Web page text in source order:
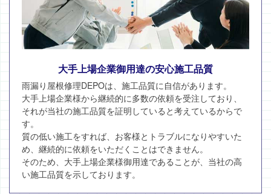
大手上場企業御用達の安心施工品質
雨漏り屋根修理DEPOは、施工品質に自信があります。
大手上場企業様から継続的に多数の依頼を受注しており、
それが当社の施工品質を証明していると考えているからで
す。
質の低い施工をすれば、お客様とトラブルになりやすいた
め、継続的に依頼をいただくことはできません。
そのため、大手上場企業様御用達であることが、当社の高
い施工品質を示しております。